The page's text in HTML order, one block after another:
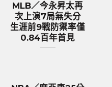
MLB／今永昇太再
次上演7局無失分
生涯前9戰防禦率僅
0.84百年首見